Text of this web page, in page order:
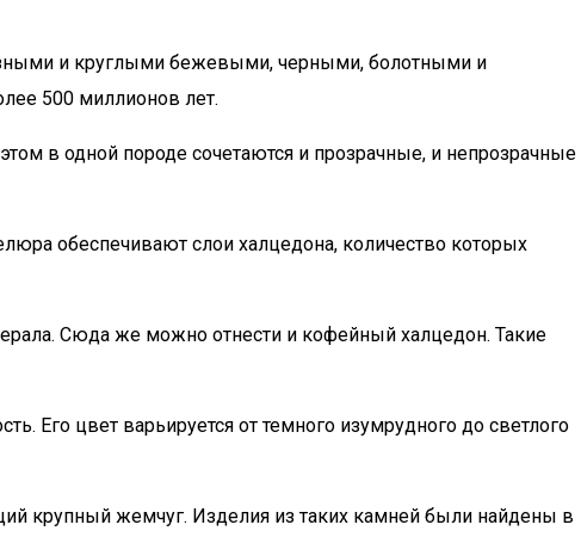
и круглыми бежевыми, черными, болотными и
500 миллионов лет.
в одной породе сочетаются и прозрачные, и непрозрачные
обеспечивают слои халцедона, количество которых
Сюда же можно отнести и кофейный халцедон. Такие
Его цвет варьируется от темного изумрудного до светлого
крупный жемчуг. Изделия из таких камней были найдены в